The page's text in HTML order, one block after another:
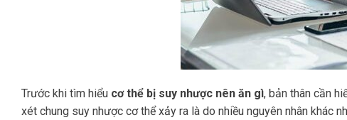
Trước khi tìm hiểu cơ thể bị suy nhược nên ăn gì, bản thân cần
xét chung suy nhược cơ thể xảy ra là do nhiều nguyên nhân khác